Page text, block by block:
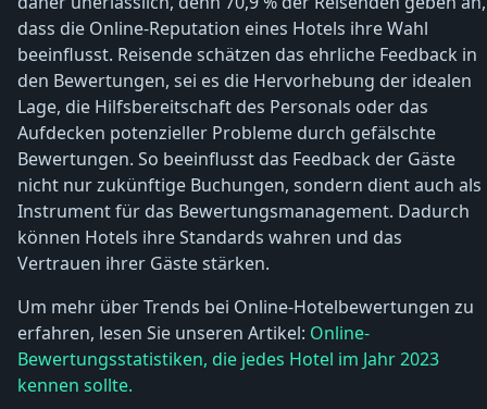
dass die Online-Reputation eines Hotels ihre Wahl
beeinflusst. Reisende schätzen das ehrliche Feedback in
den Bewertungen, sei es die Hervorhebung der idealen
Lage, die Hilfsbereitschaft des Personals oder das
Aufdecken potenzieller Probleme durch gefälschte
Bewertungen. So beeinflusst das Feedback der Gäste
nicht nur zukünftige Buchungen, sondern dient auch als
Instrument für das Bewertungsmanagement. Dadurch
können Hotels ihre Standards wahren und das
Vertrauen ihrer Gäste stärken.
Um mehr über Trends bei Online-Hotelbewertungen zu
erfahren, lesen Sie unseren Artikel: Online-
Bewertungsstatistiken, die jedes Hotel im Jahr 2023
kennen sollte.